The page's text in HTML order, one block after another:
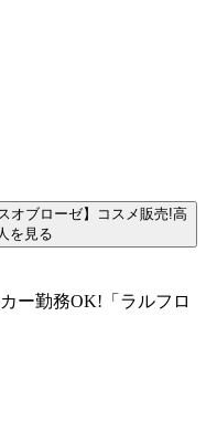
オブローゼ】コスメ販売!高
を見る
ー勤務OK!「ラルフロ